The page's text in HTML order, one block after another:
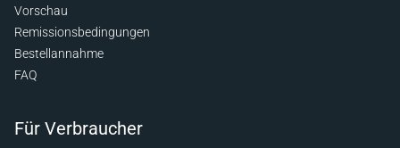
Vorschau
Remissionsbedingungen
Bestellannahme
FAQ
Für Verbraucher